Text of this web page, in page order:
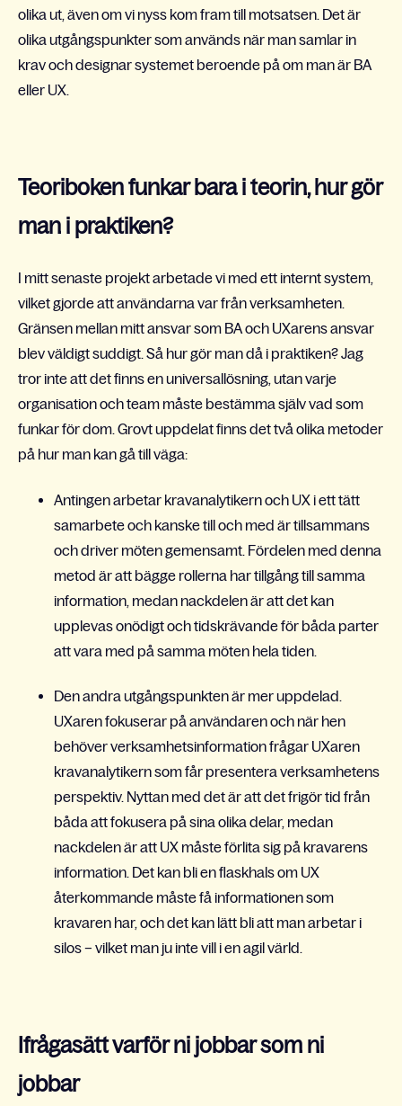
olika ut, även om vi nyss kom fram till motsatsen. Det är
olika utgångspunkter som används när man samlar in
krav och designar systemet beroende på om man är BA
eller UX.
Teoriboken funkar bara i teorin, hur gör
man i praktiken?
I mitt senaste projekt arbetade vi med ett internt system,
vilket gjorde att användarna var från verksamheten.
Gränsen mellan mitt ansvar som BA och UXarens ansvar
blev väldigt suddigt. Så hur gör man då i praktiken? Jag
tror inte att det finns en universallösning, utan varje
organisation och team måste bestämma själv vad som
funkar för dom. Grovt uppdelat finns det två olika metoder
på hur man kan gå till väga:
Antingen arbetar kravanalytikern och UX i ett tätt
samarbete och kanske till och med är tillsammans
och driver möten gemensamt. Fördelen med denna
metod är att bägge rollerna har tillgång till samma
information, medan nackdelen är att det kan
upplevas onödigt och tidskrävande för båda parter
att vara med på samma möten hela tiden.
Den andra utgångspunkten är mer uppdelad.
UXaren fokuserar på användaren och när hen
behöver verksamhetsinformation frågar UXaren
kravanalytikern som får presentera verksamhetens
perspektiv. Nyttan med det är att det frigör tid från
båda att fokusera på sina olika delar, medan
nackdelen är att UX måste förlita sig på kravarens
information. Det kan bli en flaskhals om UX
återkommande måste få informationen som
kravaren har, och det kan lätt bli att man arbetar i
silos – vilket man ju inte vill i en agil värld.
Ifrågasätt varför ni jobbar som ni
jobbar